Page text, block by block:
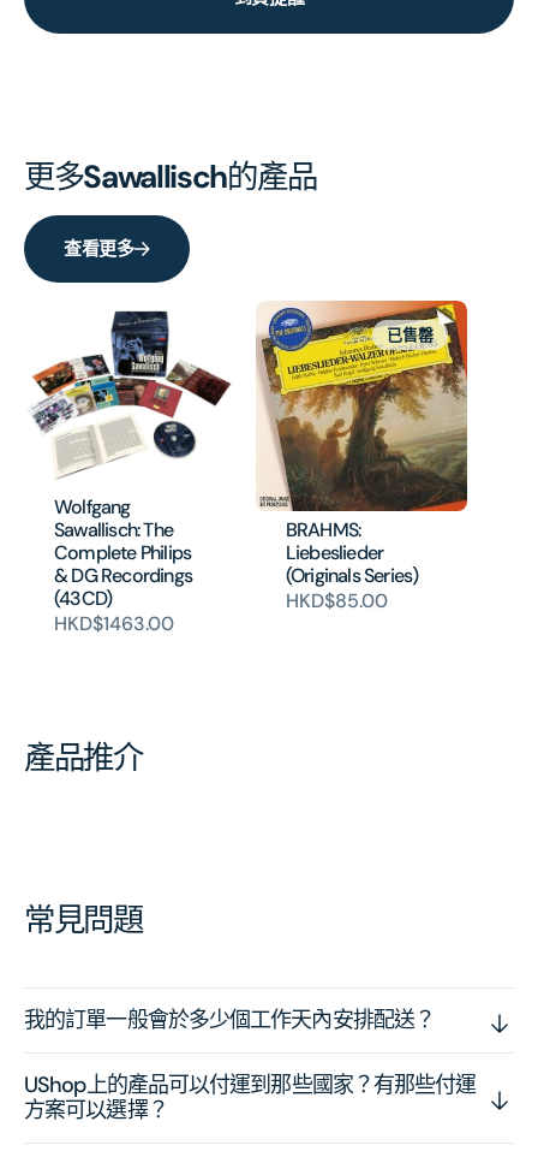
更多Sawallisch的產品
查看更多
Wolfgang
Sawallisch: The
Complete Philips
& DG Recordings
(43CD)
HKD$1463.00
BRAHMS:
Liebeslieder
(Originals Series)
HKD$85.00
已售罄
產品推介
常見問題
我的訂單一般會於多少個工作天內安排配送？
UShop上的產品可以付運到那些國家？有那些付運
方案可以選擇？